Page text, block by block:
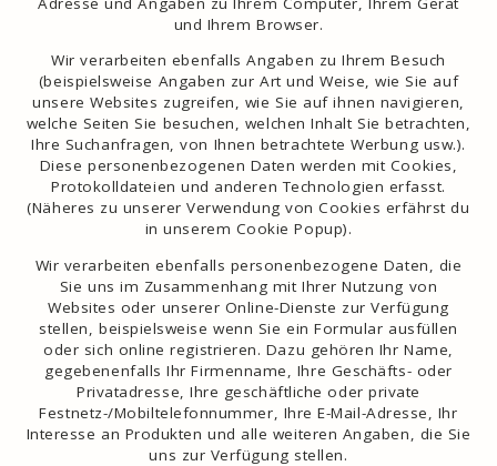
und Ihrem Browser.
Wir verarbeiten ebenfalls Angaben zu Ihrem Besuch
(beispielsweise Angaben zur Art und Weise, wie Sie auf
unsere Websites zugreifen, wie Sie auf ihnen navigieren,
welche Seiten Sie besuchen, welchen Inhalt Sie betrachten,
Ihre Suchanfragen, von Ihnen betrachtete Werbung usw.).
Diese personenbezogenen Daten werden mit Cookies,
Protokolldateien und anderen Technologien erfasst.
(Näheres zu unserer Verwendung von Cookies erfährst du
in unserem Cookie Popup).
Wir verarbeiten ebenfalls personenbezogene Daten, die
Sie uns im Zusammenhang mit Ihrer Nutzung von
Websites oder unserer Online-Dienste zur Verfügung
stellen, beispielsweise wenn Sie ein Formular ausfüllen
oder sich online registrieren. Dazu gehören Ihr Name,
gegebenenfalls Ihr Firmenname, Ihre Geschäfts- oder
Privatadresse, Ihre geschäftliche oder private
Festnetz-/Mobiltelefonnummer, Ihre E-Mail-Adresse, Ihr
Interesse an Produkten und alle weiteren Angaben, die Sie
uns zur Verfügung stellen.